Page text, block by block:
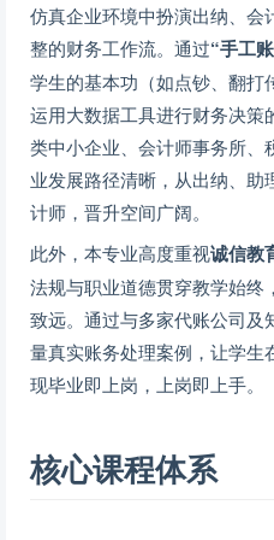
仿真企业环境中扮演出纳、
整的财务工作流。通过“手工
学生的基本功（如点钞、翻
运用大数据工具进行财务决策
类中小企业、会计师事务所、
业发展路径清晰，从出纳、
计师，晋升空间广阔。
此外，本专业高度重视诚信教
法规与职业道德贯穿教学始
致远。通过与多家代账公司及
量真实账务处理案例，让学
现毕业即上岗，上岗即上手。
核心课程体系